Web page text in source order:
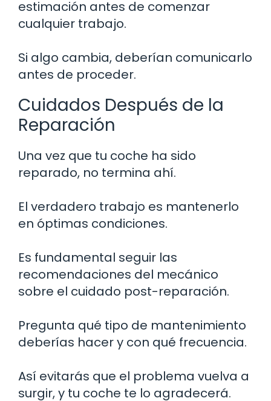
estimación antes de comenzar
cualquier trabajo.
Si algo cambia, deberían comunicarlo
antes de proceder.
Cuidados Después de la
Reparación
Una vez que tu coche ha sido
reparado, no termina ahí.
El verdadero trabajo es mantenerlo
en óptimas condiciones.
Es fundamental seguir las
recomendaciones del mecánico
sobre el cuidado post-reparación.
Pregunta qué tipo de mantenimiento
deberías hacer y con qué frecuencia.
Así evitarás que el problema vuelva a
surgir, y tu coche te lo agradecerá.